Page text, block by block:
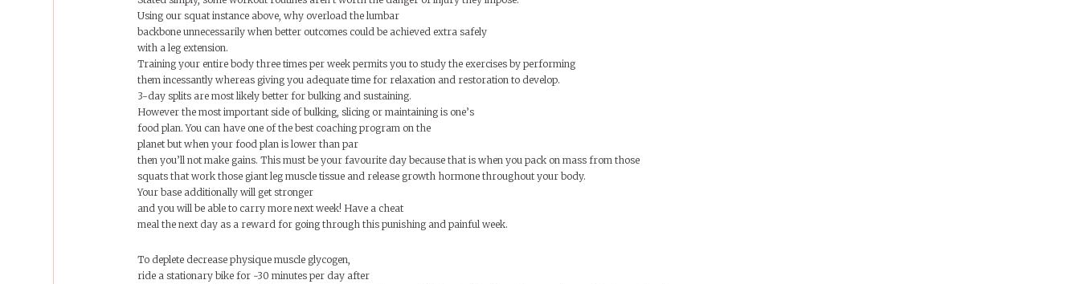
Using our squat instance above, why overload the lumbar
backbone unnecessarily when better outcomes could be achieved extra safely
with a leg extension.
Training your entire body three times per week permits you to study the exercises by performing
them incessantly whereas giving you adequate time for relaxation and restoration to develop.
3-day splits are most likely better for bulking and sustaining.
However the most important side of bulking, slicing or maintaining is one’s
food plan. You can have one of the best coaching program on the
planet but when your food plan is lower than par
then you’ll not make gains. This must be your favourite day because that is when you pack on mass from those
squats that work those giant leg muscle tissue and release growth hormone throughout your body.
Your base additionally will get stronger
and you will be able to carry more next week! Have a cheat
meal the next day as a reward for going through this punishing and painful week.
To deplete decrease physique muscle glycogen,
ride a stationary bike for ~30 minutes per day after